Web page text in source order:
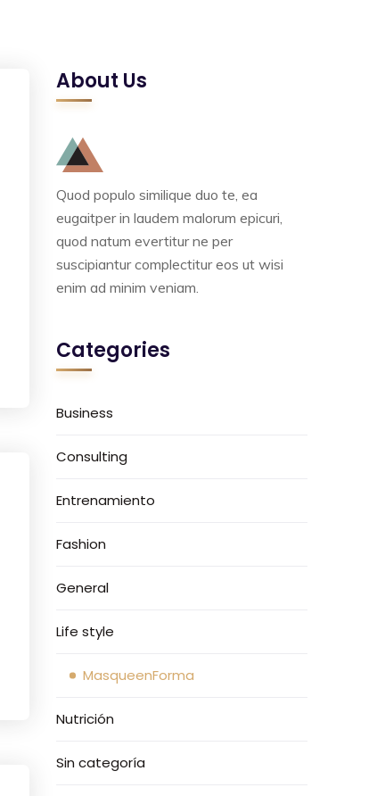
About Us
Quod populo similique duo te, ea
eugaitper in laudem malorum epicuri,
quod natum evertitur ne per
suscipiantur complectitur eos ut wisi
enim ad minim veniam.
Categories
Business
Consulting
Entrenamiento
Fashion
General
Life style
MasqueenForma
Nutrición
Sin categoría